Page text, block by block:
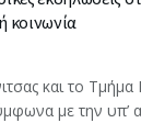
κοινωνία
και το Τμήμα
με την υπ’